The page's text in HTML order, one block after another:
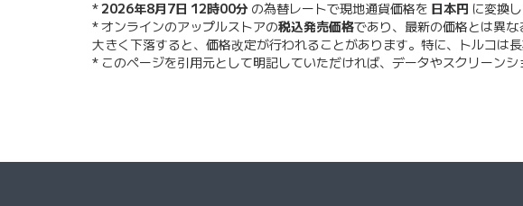
*2026年8月7日 12時00分 の為替レートで現地通貨価格を 日本円 に変換
* オンラインのアップルストアの税込発売価格であり、最新の価格とは異
大きく下落すると、価格改定が行われることがあります。特に、トルコは
* このページを引用元として明記していただければ、データやスクリーンシ